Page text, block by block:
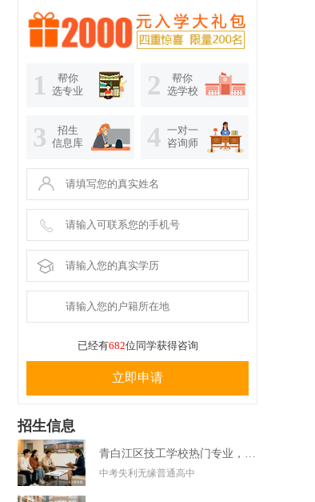
1
帮你
选专业
2
帮你
选学校
3
招生
信息库
4 一对一
咨询师
已经有682位同学获得咨询
立即申请
招生信息
中考失利无缘普通高中